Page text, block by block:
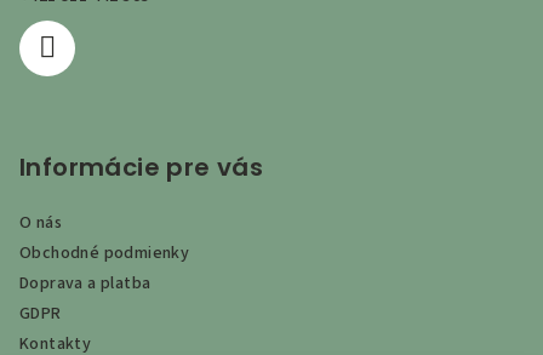
Informácie pre vás
O nás
Obchodné podmienky
Doprava a platba
GDPR
Kontakty